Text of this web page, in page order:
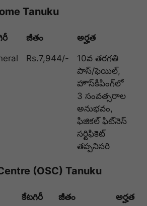
Tanuku
జీతం అర్హత
Rs.7,944/-
10వ తరగతి
పాస్/ఫెయిల్,
హౌస్‌కీపింగ్‌లో
3 సంవత్సరాల
అనుభవం,
ఫిజికల్ ఫిట్‌నెస్
సర్టిఫికెట్
తప్పనిసరి
(OSC) Tanuku
కేటగిరీ జీతం అర్హత